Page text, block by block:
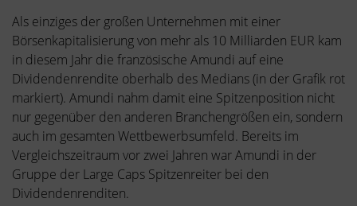
Als einziges der großen Unternehmen mit einer
Börsenkapitalisierung von mehr als 10 Milliarden EUR kam
in diesem Jahr die französische Amundi auf eine
Dividendenrendite oberhalb des Medians (in der Grafik rot
markiert). Amundi nahm damit eine Spitzenposition nicht
nur gegenüber den anderen Branchengrößen ein, sondern
auch im gesamten Wettbewerbsumfeld. Bereits im
Vergleichszeitraum vor zwei Jahren war Amundi in der
Gruppe der Large Caps Spitzenreiter bei den
Dividendenrenditen.